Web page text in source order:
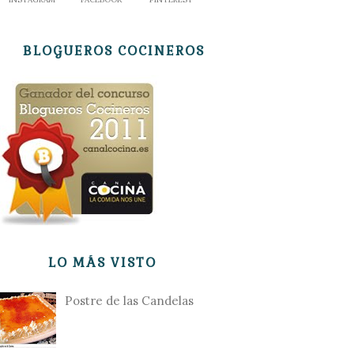
BLOGUEROS COCINEROS
LO MÁS VISTO
Postre de las Candelas